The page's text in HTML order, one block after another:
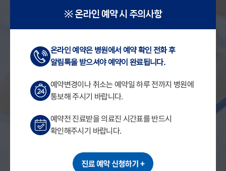
※ 온라인 예약 시 주의사항
온라인 예약은 병원에서 예약 확인 전화 후
알림톡을 받으셔야 예약이 완료됩니다.
예약변경이나 취소는 예약일 하루 전까지 병원에
통보해 주시기 바랍니다.
예약전 진료받을 의료진 시간표를 반드시
확인해주시기 바랍니다.